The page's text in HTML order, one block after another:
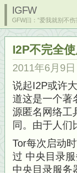
IGFW
GFW曰：“爱我就别不伤
I2P不完全
2011年6月9日
说起I2P或许
道这是一个著
源匿名网络工
同。由于人们
Tor每次启动
过 中央目录
中央目录服务